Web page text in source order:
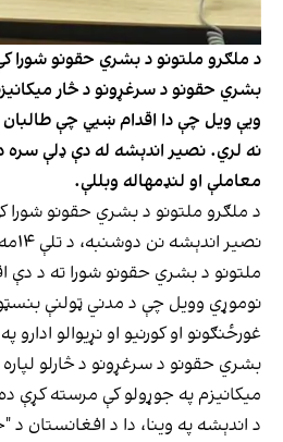
د ملګرو ملتونو د بشري حقونو شورا
بشري حقونو د سرغړونو د څار
ویې ویل چې دا اقدام ښیي چې
نه لري. نصیر اندېشه له دې ډلې سره
معاملې او لنډمهاله وبللې.
د ملګرو ملتونو د بشري حقونو شورا
ملتونو د بشري حقونو شورا ته د دې
نوموړي وویل چې د مدني ټولنې
غورځنګونو او کورنیو او نړیوالو
بشري حقونو د سرغړونو د څارلو
میکانیزم په جوړولو کې مرسته کړې
د اندېشه په وینا، دا د افغانستان د